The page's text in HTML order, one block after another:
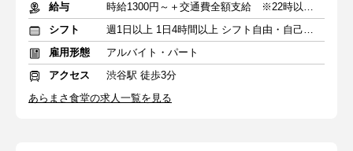
給与
時給1300円～＋交通費全額支給 ※22時以降は時給25％UP
シフト
週1日以上 1日4時間以上 シフト自由・自己申告
雇用形態
アルバイト・パート
アクセス
渋谷駅 徒歩3分
あらまさ食堂の求人一覧を見る